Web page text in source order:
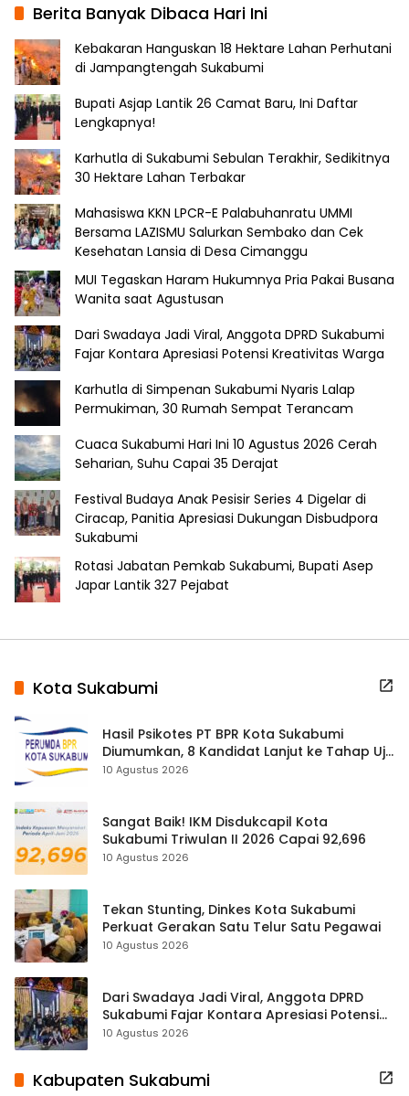
Berita Banyak Dibaca Hari Ini
Kebakaran Hanguskan 18 Hektare Lahan Perhutani
di Jampangtengah Sukabumi
Bupati Asjap Lantik 26 Camat Baru, Ini Daftar
Lengkapnya!
Karhutla di Sukabumi Sebulan Terakhir, Sedikitnya
30 Hektare Lahan Terbakar
Mahasiswa KKN LPCR-E Palabuhanratu UMMI
Bersama LAZISMU Salurkan Sembako dan Cek
Kesehatan Lansia di Desa Cimanggu
MUI Tegaskan Haram Hukumnya Pria Pakai Busana
Wanita saat Agustusan
Dari Swadaya Jadi Viral, Anggota DPRD Sukabumi
Fajar Kontara Apresiasi Potensi Kreativitas Warga
Karhutla di Simpenan Sukabumi Nyaris Lalap
Permukiman, 30 Rumah Sempat Terancam
Cuaca Sukabumi Hari Ini 10 Agustus 2026 Cerah
Seharian, Suhu Capai 35 Derajat
Festival Budaya Anak Pesisir Series 4 Digelar di
Ciracap, Panitia Apresiasi Dukungan Disbudpora
Sukabumi
Rotasi Jabatan Pemkab Sukabumi, Bupati Asep
Japar Lantik 327 Pejabat
Kota Sukabumi
Hasil Psikotes PT BPR Kota Sukabumi
Diumumkan, 8 Kandidat Lanjut ke Tahap Uji
Kelayakan
10 Agustus 2026
Sangat Baik! IKM Disdukcapil Kota
Sukabumi Triwulan II 2026 Capai 92,696
10 Agustus 2026
Tekan Stunting, Dinkes Kota Sukabumi
Perkuat Gerakan Satu Telur Satu Pegawai
10 Agustus 2026
Dari Swadaya Jadi Viral, Anggota DPRD
Sukabumi Fajar Kontara Apresiasi Potensi
Kreativitas Warga
10 Agustus 2026
Kabupaten Sukabumi